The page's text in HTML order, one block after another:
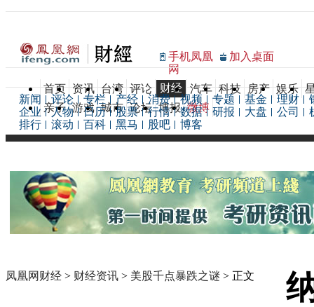
手机凤凰
网
加入桌面
首页 资讯 台湾 评论 财经 汽车 科技 房产 娱乐
亲子 游戏 城市 论坛 博报 微博
新闻 评论 专栏 产经 消费 视频 专题 基金 理财
企业
人物 日历 股票 行情 数据 研报 大盘 公司
排行
滚动 百科 黑马 股吧 博客
凤凰网财经 > 财经资讯 > 美股千点暴跌之谜 > 正文